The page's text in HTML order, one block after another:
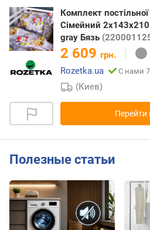
Комплект
Сімейний
gray Бязь
2 609 грн.
Rozetka.ua
С нами
(Киев)
Перейти
Полезные статьи